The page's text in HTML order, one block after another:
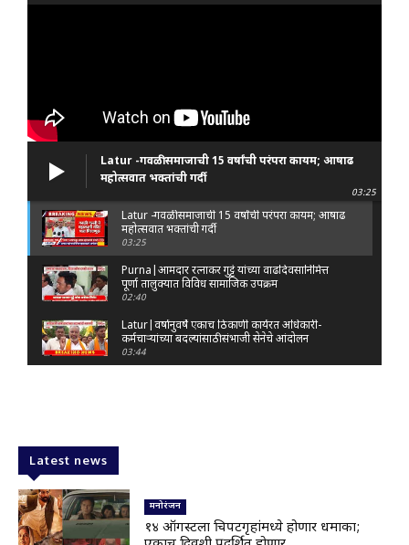
Latur -गवळी समाजाची 15 वर्षांची परंपरा कायम; आषाढ
महोत्सवात भक्तांची गर्दी
03:25
Latur -गवळी समाजाची 15 वर्षांची परंपरा कायम; आषाढ
महोत्सवात भक्तांची गर्दी
03:25
Purna|आमदार रत्नाकर गुट्टे यांच्या वाढदिवसानिमित्त
पूर्णा तालुक्यात विविध सामाजिक उपक्रम
02:40
Latur|वर्षानुवर्षे एकाच ठिकाणी कार्यरत अधिकारी-
कर्मचाऱ्यांच्या बदल्यांसाठी संभाजी सेनेचे आंदोलन
03:44
Solapur| मोहोळमध्ये संजय राऊत यांच्या प्रतिमेला
दुग्धाभिषेक
01:19
Latest news
मनोरंजन
१४ ऑगस्टला चित्रपटगृहांमध्ये होणार धमाका;